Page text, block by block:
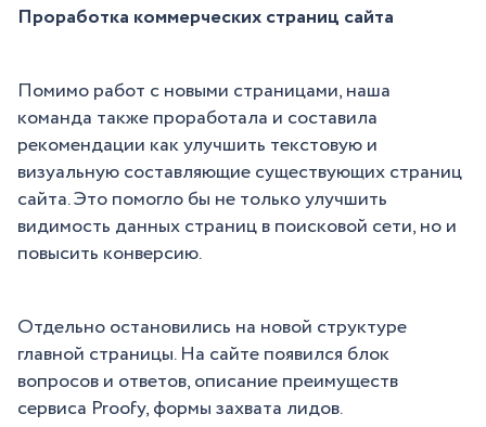
Проработка коммерческих страниц сайта
Помимо работ с новыми страницами, наша
команда также проработала и составила
рекомендации как улучшить текстовую и
визуальную составляющие существующих страниц
сайта. Это помогло бы не только улучшить
видимость данных страниц в поисковой сети, но и
повысить конверсию.
Отдельно остановились на новой структуре
главной страницы. На сайте появился блок
вопросов и ответов, описание преимуществ
сервиса Proofy, формы захвата лидов.